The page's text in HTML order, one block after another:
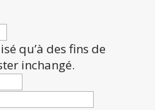
qu’à des fins de
inchangé.